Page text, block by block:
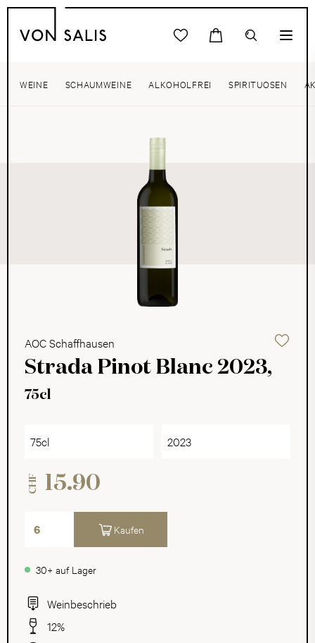
WEINE SCHAUMWEINE ALKOHOLFREI SPIRITUOSEN
AOC Schaffhausen
Strada Pinot Blanc 2023,
75cl
Weinbeschrieb
12%
75cl 2023
30+ auf Lager
CHF 15.90
Kaufen